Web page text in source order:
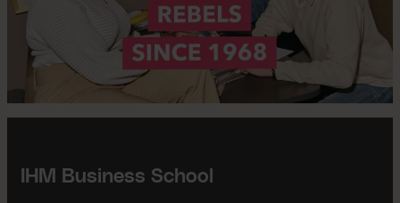
IHM Business School